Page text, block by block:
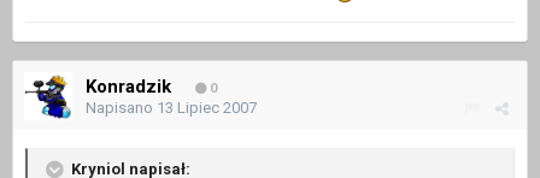
Konradzik 0
Napisano 13 Lipiec 2007
Kryniol napisał: